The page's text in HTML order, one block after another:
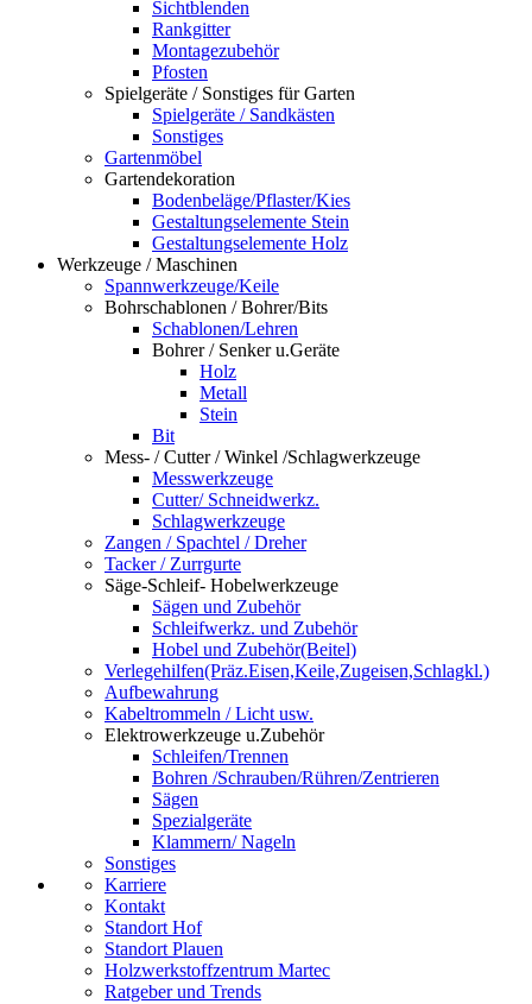
Sichtblenden
Rankgitter
Montagezubehör
Pfosten
Spielgeräte / Sonstiges für Garten
Spielgeräte / Sandkästen
Sonstiges
Gartenmöbel
Gartendekoration
Bodenbeläge/Pflaster/Kies
Gestaltungselemente Stein
Gestaltungselemente Holz
Werkzeuge / Maschinen
Spannwerkzeuge/Keile
Bohrschablonen / Bohrer/Bits
Schablonen/Lehren
Bohrer / Senker u.Geräte
Holz
Metall
Stein
Bit
Mess- / Cutter / Winkel /Schlagwerkzeuge
Messwerkzeuge
Cutter/ Schneidwerkz.
Schlagwerkzeuge
Zangen / Spachtel / Dreher
Tacker / Zurrgurte
Säge-Schleif- Hobelwerkzeuge
Sägen und Zubehör
Schleifwerkz. und Zubehör
Hobel und Zubehör(Beitel)
Verlegehilfen(Präz.Eisen,Keile,Zugeisen,Schlagkl.)
Aufbewahrung
Kabeltrommeln / Licht usw.
Elektrowerkzeuge u.Zubehör
Schleifen/Trennen
Bohren /Schrauben/Rühren/Zentrieren
Sägen
Spezialgeräte
Klammern/ Nageln
Sonstiges
Karriere
Kontakt
Standort Hof
Standort Plauen
Holzwerkstoffzentrum Martec
Ratgeber und Trends